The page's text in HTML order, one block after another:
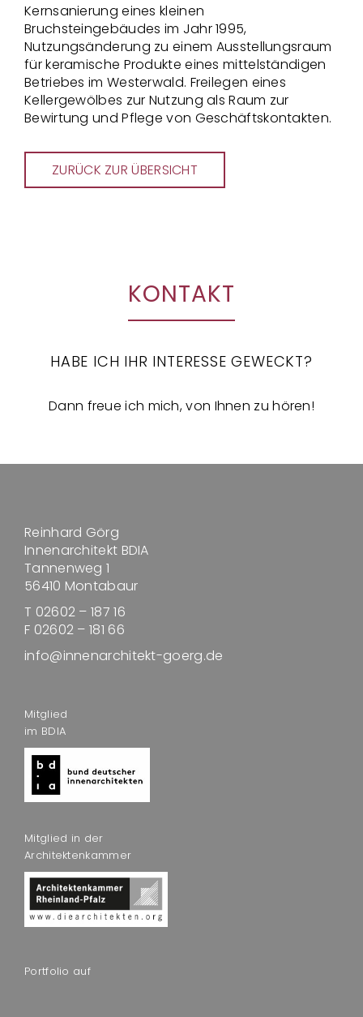
Kernsanierung eines kleinen
Bruchsteingebäudes im Jahr 1995,
Nutzungsänderung zu einem Ausstellungsraum
für keramische Produkte eines mittelständigen
Betriebes im Westerwald. Freilegen eines
Kellergewölbes zur Nutzung als Raum zur
Bewirtung und Pflege von Geschäftskontakten.
ZURÜCK ZUR ÜBERSICHT
KONTAKT
HABE ICH IHR INTERESSE GEWECKT?
Dann freue ich mich, von Ihnen zu hören!
Reinhard Görg
Innenarchitekt BDIA
Tannenweg 1
56410 Montabaur
T 02602 – 187 16
F 02602 – 181 66
info@innenarchitekt-goerg.de
Mitglied
im BDIA
Mitglied in der
Architektenkammer
Portfolio auf